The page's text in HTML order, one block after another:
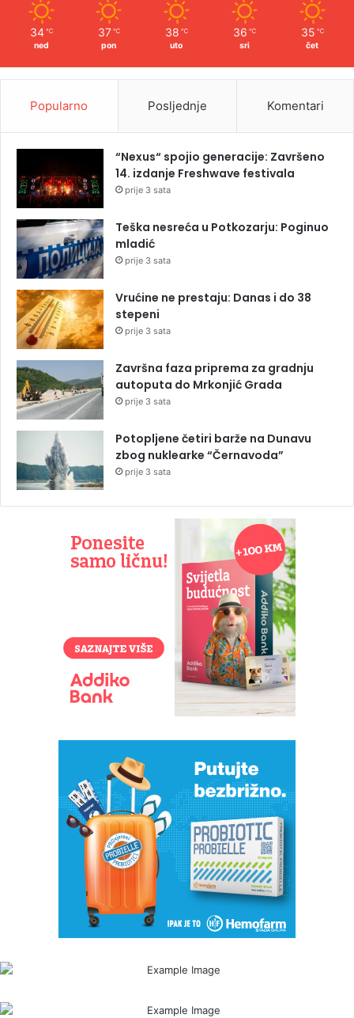
34 ℃
ned
37 ℃
pon
38 ℃
uto
36 ℃
sri
35 ℃
čet
Popularno Posljednje Komentari
“Nexus“ spojio generacije: Završeno
14. izdanje Freshwave festivala
prije 3 sata
Teška nesreća u Potkozarju: Poginuo
mladić
prije 3 sata
Vrućine ne prestaju: Danas i do 38
stepeni
prije 3 sata
Završna faza priprema za gradnju
autoputa do Mrkonjić Grada
prije 3 sata
Potopljene četiri barže na Dunavu
zbog nuklearke “Černavoda”
prije 3 sata